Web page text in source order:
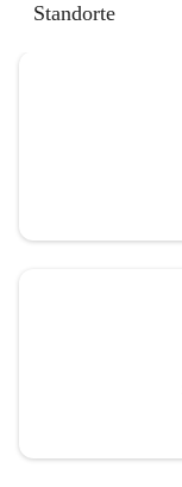
Standorte